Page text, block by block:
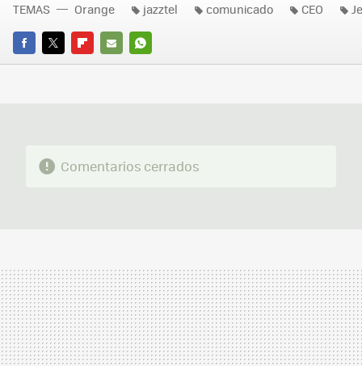
FACEBOOK
TWITTERFLIPBOARD
E-
WHATSAPP
TEMAS Orange jazztel comunicado CEO
Comentarios cerrados